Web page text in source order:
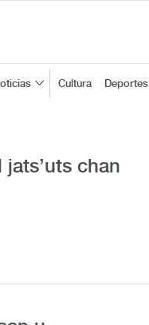
Cultura Deportes
jats’uts chan